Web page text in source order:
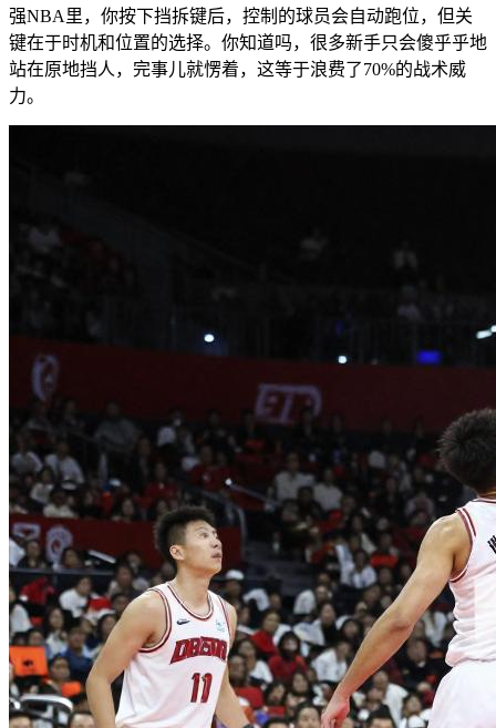
强NBA里，你按下挡拆键后，控制的球员会自动跑位，但关
键在于时机和位置的选择。你知道吗，很多新手只会傻乎乎地
站在原地挡人，完事儿就愣着，这等于浪费了70%的战术威
力。